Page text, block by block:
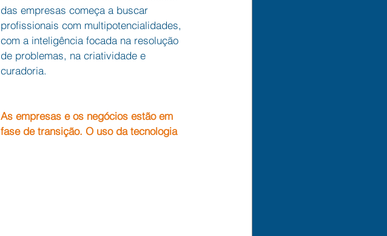
das empresas começa a buscar
profissionais com multipotencialidades,
com a inteligência focada na resolução
de problemas, na criatividade e
curadoria.
As empresas e os negócios estão em
fase de transição. O uso da tecnologia